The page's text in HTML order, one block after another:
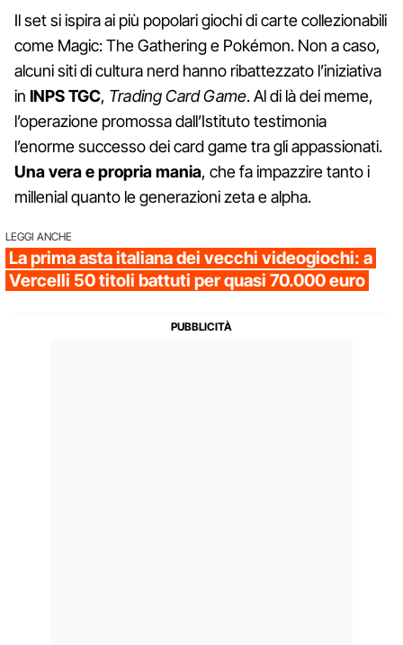
Il set si ispira ai più popolari giochi di carte collezionabili
come Magic: The Gathering e Pokémon. Non a caso,
alcuni siti di cultura nerd hanno ribattezzato l’iniziativa
in INPS TGC, Trading Card Game. Al di là dei meme,
l’operazione promossa dall’Istituto testimonia
l’enorme successo dei card game tra gli appassionati.
Una vera e propria mania, che fa impazzire tanto i
millenial quanto le generazioni zeta e alpha.
LEGGI ANCHE
La prima asta italiana dei vecchi videogiochi: a
Vercelli 50 titoli battuti per quasi 70.000 euro